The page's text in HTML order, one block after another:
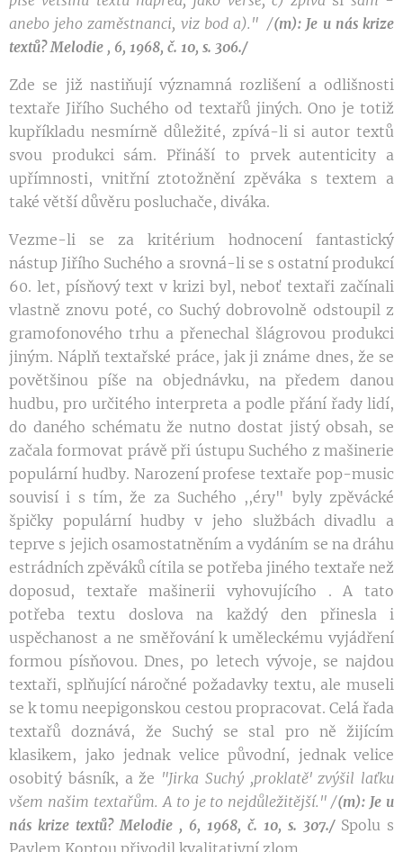
anebo jeho zaměstnanci, viz bod a)." /(m): Je u nás krize
textů? Melodie , 6, 1968, č. 10, s. 306./
Zde se již nastiňují významná rozlišení a odlišnosti
textaře Jiřího Suchého od textařů jiných. Ono je totiž
kupříkladu nesmírně důležité, zpívá-li si autor textů
svou produkci sám. Přináší to prvek autenticity a
upřímnosti, vnitřní ztotožnění zpěváka s textem a
také větší důvěru posluchače, diváka.
Vezme-li se za kritérium hodnocení fantastický
nástup Jiřího Suchého a srovná-li se s ostatní produkcí
60. let, písňový text v krizi byl, neboť textaři začínali
vlastně znovu poté, co Suchý dobrovolně odstoupil z
gramofonového trhu a přenechal šlágrovou produkci
jiným. Náplň textařské práce, jak ji známe dnes, že se
povětšinou píše na objednávku, na předem danou
hudbu, pro určitého interpreta a podle přání řady lidí,
do daného schématu že nutno dostat jistý obsah, se
začala formovat právě při ústupu Suchého z mašinerie
populární hudby. Narození profese textaře pop-music
souvisí i s tím, že za Suchého ,,éry" byly zpěvácké
špičky populární hudby v jeho službách divadlu a
teprve s jejich osamostatněním a vydáním se na dráhu
estrádních zpěváků cítila se potřeba jiného textaře než
doposud, textaře mašinerii vyhovujícího . A tato
potřeba textu doslova na každý den přinesla i
uspěchanost a ne směřování k uměleckému vyjádření
formou písňovou. Dnes, po letech vývoje, se najdou
textaři, splňující náročné požadavky textu, ale museli
se k tomu neepigonskou cestou propracovat. Celá řada
textařů doznává, že Suchý se stal pro ně žijícím
klasikem, jako jednak velice původní, jednak velice
osobitý básník, a že "Jirka Suchý ,proklatě' zvýšil laťku
všem našim textařům. A to je to nejdůležitější. " /(m): Je u
nás krize textů? Melodie , 6, 1968, č. 10, s. 307./ Spolu s
Pavlem Koptou přivodil kvalitativní zlom.